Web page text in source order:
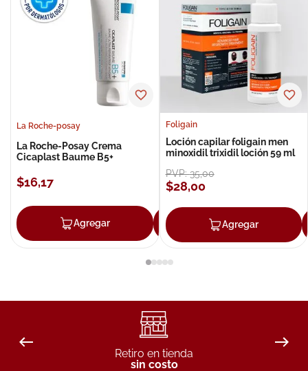
La Roche-posay
La Roche-Posay Crema
Cicaplast Baume B5+
$16,17
Agregar Agregar
Foligain
Loción capilar foligain men
minoxidil trixidil loción 59 ml
PVP:35,00
$28,00
Agregar
Retiro en tienda
sin costo